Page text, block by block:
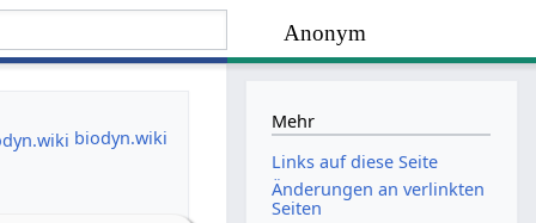
Anonym
biodyn.wiki
Mehr
Links auf diese Seite
Änderungen an verlinkten
Seiten